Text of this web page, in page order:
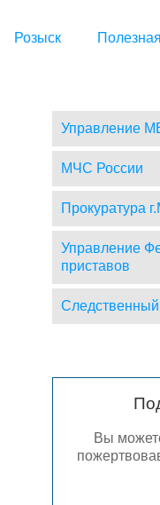
Розыск
Управление
МЧС России
Прокуратура
Управление
приставов
Следственный
Вы